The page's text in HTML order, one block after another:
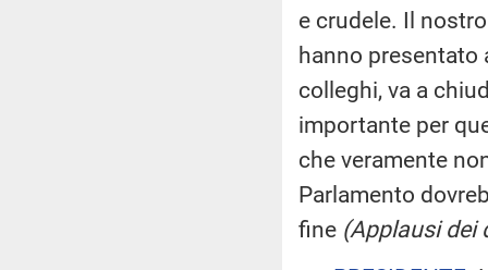
e crudele. Il
hanno
colleghi, va a
importante per
che veramente
Parlamento
fine (Applausi dei